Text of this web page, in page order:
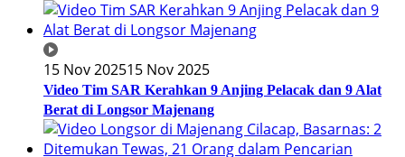
15 Nov 202515 Nov 2025
Video Tim SAR Kerahkan 9 Anjing Pelacak dan 9 Alat
Berat di Longsor Majenang